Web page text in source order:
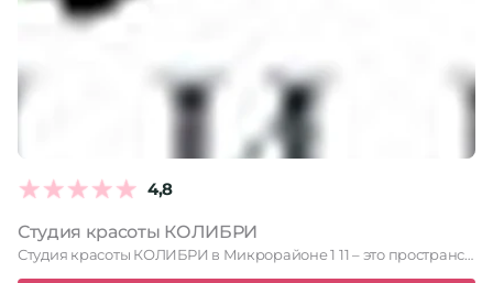
4,8
Студия красоты КОЛИБРИ
Студия красоты КОЛИБРИ в Микрорайоне 1 11 – это пространство, …